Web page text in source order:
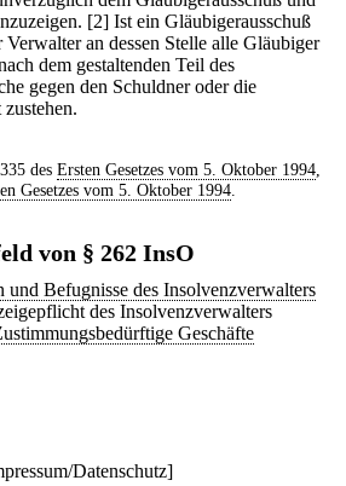
[2] Ist ein Gläubigerausschuß
Verwalter an dessen Stelle alle Gläubiger
dem gestaltenden Teil des
gegen den Schuldner oder die
des Ersten Gesetzes vom 5. Oktober 1994,
Gesetzes vom 5. Oktober 1994
von § 262 InsO
und Befugnisse des Insolvenzverwalters
des Insolvenzverwalters
Geschäfte
Datenschutz]